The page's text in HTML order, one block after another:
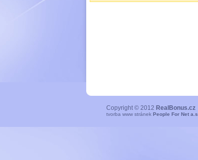
Copyright © 2012 RealBonus.cz
tvorba www stránek People For Net a.s.